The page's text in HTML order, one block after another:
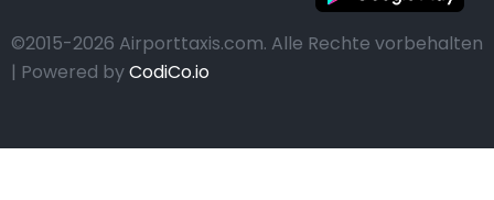
©2015-2026 Airporttaxis.com. Alle Rechte vorbehalten
| Powered byCodiCo.io